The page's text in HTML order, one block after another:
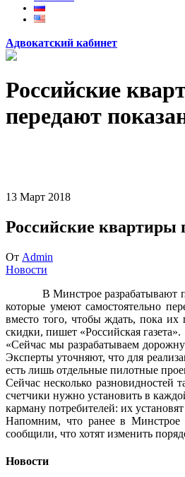
Адвокатский кабинет
Российские
передают
13 Март 2018
Российские квартиры
От Admin
Новости
В Минстрое разрабатывают
которые умеют самостоятельно
вместо того, чтобы ждать, пока их
скидки, пишет «Российская газета».
«Сейчас мы разрабатываем
Эксперты уточняют, что для
есть лишь отдельные пилотные
Сейчас несколько
счетчики нужно установить в
карману потребителей: их
Напомним, что ранее в Минстрое
сообщили, что хотят изменить
Новости